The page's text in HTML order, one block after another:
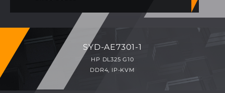
SYD-AE7301-1
HP DL325 G10
DDR4, IP-KVM